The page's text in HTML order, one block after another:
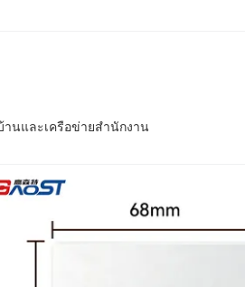
านและเครือข่ายสํานักงาน